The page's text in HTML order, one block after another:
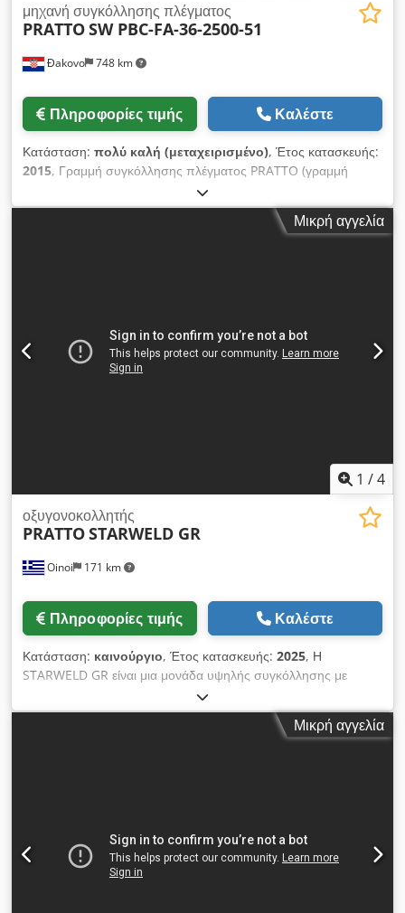
Đakovo 748 km
μηχανή συγκόλλησης πλέγματος
PRATTOSW PBC-FA-36-2500-51
Πληροφορίες τιμής Καλέστε
Κατάσταση: πολύ καλή (μεταχειρισμένο), Έτος κατασκευής:
2015, Γραμμή συγκόλλησης πλέγματος PRATTO (γραμμή
παραγωγής τρισδιάστατου πλέγματος) Τεχνικά χαρακτηριστικά
του μηχανήματος: • 2 σταθμοί για την τροφοδοσία του
διαμήκους και του εγκάρσιου σύρματος • Διάμετρος σύρματος
+ ψύκτη) • Ηλεκτρικό σύστημα κίνησης με σερβοκινητήρα για
τη μεταφορά του πλέγματος • Αυτόματη στοίβαξη των
πλεγμάτων (μέγιστο 50 τεμάχια) Dcodjzq Ez Sepfx Alfsk •
Μικρή αγγελία
1 /4
Oinoi 171 km
οξυγονοκολλητής
PRATTOSTARWELD GR
Πληροφορίες τιμής Καλέστε
Κατάσταση: καινούργιο, Έτος κατασκευής: 2025, Η
STARWELD GR είναι μια μονάδα υψηλής συγκόλλησης με
πλέγματα για την παραγωγή ηλεκτρικά συγκολλημένων
πλεγμάτων. Μια μεγάλη γκάμα προϊόντων μπορεί να επιτευχθεί
μέσω των εύκολων προσαρμογών της. Ειδικά σχέδια μπορούν
Αυτόματη ή χειροκίνητη τροφοδοσία επίπεδων ράβδων
στήριξης από χάλυβα Αυτόματη τροφοδοσία στρογγυλών ή
στριμμένων τετραγώνων πηνία ή χοάνες Διάφορες
Μικρή αγγελία